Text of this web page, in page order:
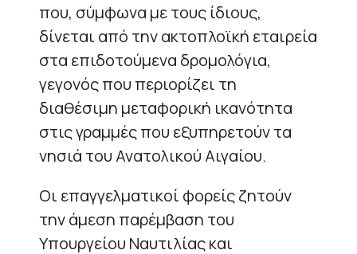
που, σύμφωνα με τους ίδιους,
δίνεται από την ακτοπλοϊκή εταιρεία
στα επιδοτούμενα δρομολόγια,
γεγονός που περιορίζει τη
διαθέσιμη μεταφορική ικανότητα
στις γραμμές που εξυπηρετούν τα
νησιά του Ανατολικού Αιγαίου.
Οι επαγγελματικοί φορείς ζητούν
την άμεση παρέμβαση του
Υπουργείου Ναυτιλίας και